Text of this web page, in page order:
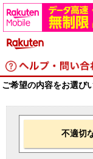
ご希望の内容をお選び
不適切